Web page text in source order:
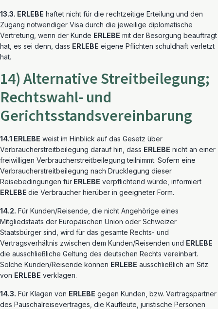
13.3. ERLEBE haftet nicht für die rechtzeitige Erteilung und den
Zugang notwendiger Visa durch die jeweilige diplomatische
Vertretung, wenn der Kunde ERLEBE mit der Besorgung beauftragt
hat, es sei denn, dass ERLEBE eigene Pflichten schuldhaft verletzt
hat.
14) Alternative Streitbeilegung;
Rechtswahl- und
Gerichtsstandsvereinbarung
14.1 ERLEBE weist im Hinblick auf das Gesetz über
Verbraucherstreitbeilegung darauf hin, dass ERLEBE nicht an einer
freiwilligen Verbraucherstreitbeilegung teilnimmt. Sofern eine
Verbraucherstreitbeilegung nach Drucklegung dieser
Reisebedingungen für ERLEBE verpflichtend würde, informiert
ERLEBE die Verbraucher hierüber in geeigneter Form.
14.2. Für Kunden/Reisende, die nicht Angehörige eines
Mitgliedstaats der Europäischen Union oder Schweizer
Staatsbürger sind, wird für das gesamte Rechts- und
Vertragsverhältnis zwischen dem Kunden/Reisenden und ERLEBE
die ausschließliche Geltung des deutschen Rechts vereinbart.
Solche Kunden/Reisende können ERLEBE ausschließlich am Sitz
von ERLEBE verklagen.
14.3. Für Klagen von ERLEBE gegen Kunden, bzw. Vertragspartner
des Pauschalreisevertrages, die Kaufleute, juristische Personen